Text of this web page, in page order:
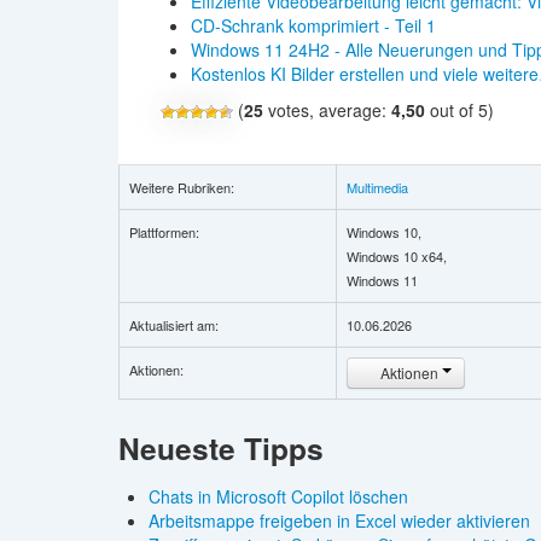
CD-Schrank komprimiert - Teil 1
Windows 11 24H2 - Alle Neuerungen und
Kostenlos KI Bilder erstellen und viele
(25votes, average: 4,50out of 5)
Weitere Rubriken: Multimedia
Plattformen:
Windows 10,
Windows 10 x64,
Windows 11
Aktualisiert am: 10.06.2026
Aktionen: Aktionen
Neueste Tipps
Chats in Microsoft Copilot löschen
Arbeitsmappe freigeben in Excel wieder aktivieren